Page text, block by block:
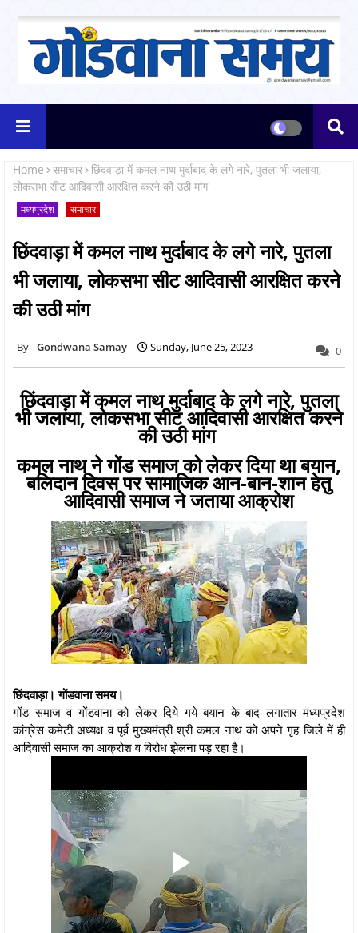
Home समाचार छिंदवाड़ा में कमल नाथ मुर्दाबाद के लगे नारे, पुतला भी जलाया,
लोकसभा सीट आदिवासी आरक्षित करने की उठी मांग
मध्यप्रदेश समाचार
छिंदवाड़ा में कमल नाथ मुर्दाबाद के लगे नारे, पुतला
भी जलाया, लोकसभा सीट आदिवासी आरक्षित करने
की उठी मांग
Gondwana Samay Sunday, June 25, 2023 0
छिंदवाड़ा में कमल नाथ मुर्दाबाद के लगे नारे, पुतला
भी जलाया, लोकसभा सीट आदिवासी आरक्षित करने
की उठी मांग
कमल नाथ ने गोंड समाज को लेकर दिया था बयान,
बलिदान दिवस पर सामाजिक आन-बान-शान हेतु
आदिवासी समाज ने जताया आक्रोश
छिंदवाड़ा। गोंडवाना समय।
गोंड समाज व गोंडवाना को लेकर दिये गये बयान के बाद लगातार मध्यप्रदेश
कांग्रेस कमेटी अध्यक्ष व पूर्व मुख्यमंत्री श्री कमल नाथ को अपने गृह जिले में ही
आदिवासी समाज का आक्रोश व विरोध झेलना पड़ रहा है।